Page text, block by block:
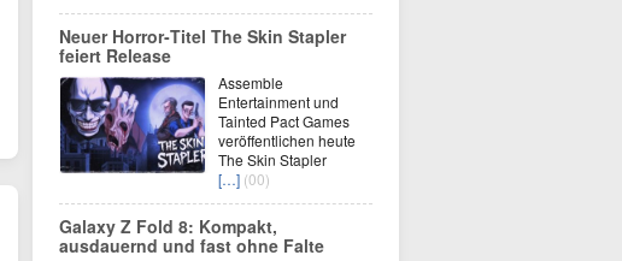
Neuer Horror‑Titel The Skin Stapler
feiert Release
Assemble
Entertainment und
Tainted Pact Games
veröffentlichen heute
The Skin Stapler
[…] (00)
Galaxy Z Fold 8: Kompakt,
ausdauernd und fast ohne Falte